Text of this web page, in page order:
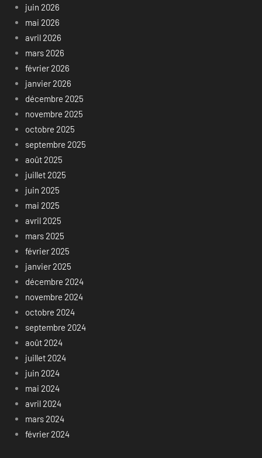
juin 2026
mai 2026
avril 2026
mars 2026
février 2026
janvier 2026
décembre 2025
novembre 2025
octobre 2025
septembre 2025
août 2025
juillet 2025
juin 2025
mai 2025
avril 2025
mars 2025
février 2025
janvier 2025
décembre 2024
novembre 2024
octobre 2024
septembre 2024
août 2024
juillet 2024
juin 2024
mai 2024
avril 2024
mars 2024
février 2024